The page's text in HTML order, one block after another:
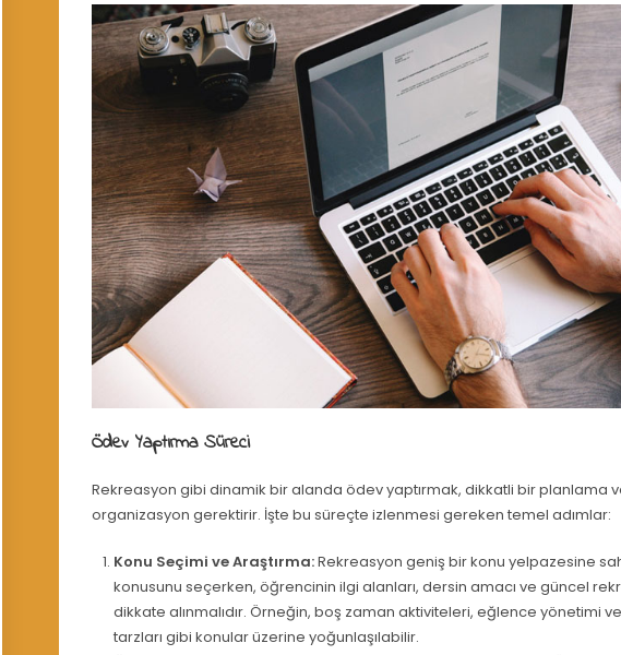
Ödev Yaptırma Süreci
Rekreasyon gibi dinamik bir alanda ödev yaptırmak, dikkatli bir planlama
organizasyon gerektirir. İşte bu süreçte izlenmesi gereken temel adımlar:
Konu Seçimi ve Araştırma:Rekreasyon geniş bir konu yelpazesine
konusunu seçerken, öğrencinin ilgi alanları, dersin amacı ve güncel
dikkate alınmalıdır. Örneğin, boş zaman aktiviteleri, eğlence yönetimi
tarzları gibi konular üzerine yoğunlaşılabilir.